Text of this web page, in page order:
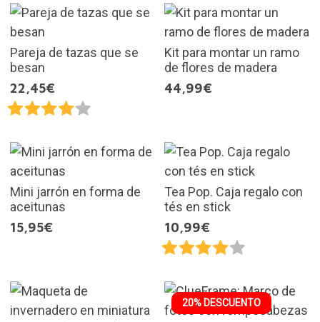
Pareja de tazas que se
besan
22,45€
Kit para montar un ramo
de flores de madera
44,99€
Mini jarrón en forma de
aceitunas
15,95€
Tea Pop. Caja regalo con
tés en stick
10,99€
20% DESCUENTO